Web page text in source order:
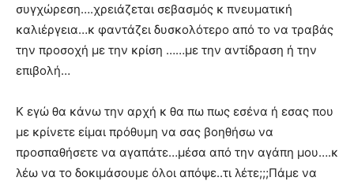
συγχώρεση….χρειάζεται σεβασμός κ πνευματική
καλιέργεια…κ φαντάζει δυσκολότερο από το να τραβάς
την προσοχή με την κρίση ……με την αντίδραση ή την
επιβολή…
Κ εγώ θα κάνω την αρχή κ θα πω πως εσένα ή εσας που
με κρίνετε είμαι πρόθυμη να σας βοηθήσω να
προσπαθήσετε να αγαπάτε…μέσα από την αγάπη μου….κ
λέω να το δοκιμάσουμε όλοι απόψε..τι λέτε;;;Πάμε να